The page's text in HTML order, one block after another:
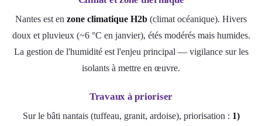
Nantes est en zone climatique H2b (climat océanique). Hivers
doux et pluvieux (~6 °C en janvier), étés modérés mais humides.
La gestion de l'humidité est l'enjeu principal — vigilance sur les
isolants à mettre en œuvre.
Travaux à prioriser
Sur le bâti nantais (tuffeau, granit, ardoise), priorisation : 1)